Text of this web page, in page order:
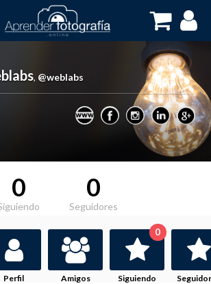
, @weblabs
0 0
Seguidores
Perfil Amigos Siguiendo
0